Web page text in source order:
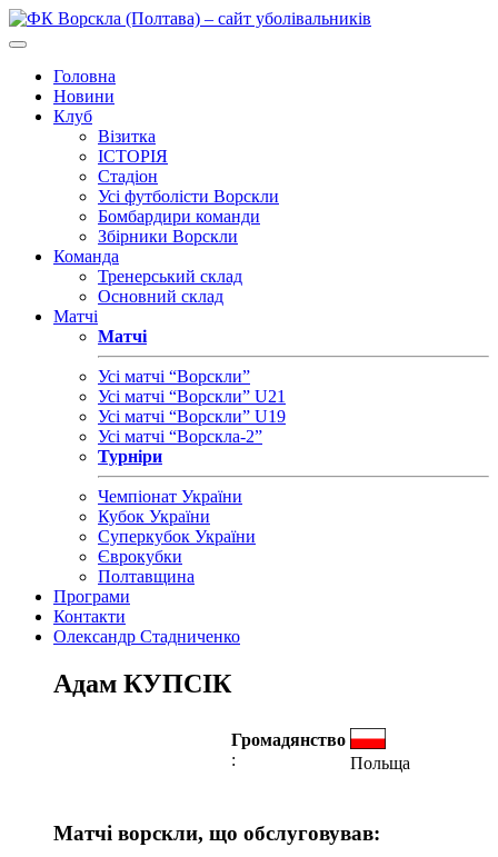
Головна
Новини
Клуб
Візитка
ІСТОРІЯ
Стадіон
Усі футболісти Ворскли
Бомбардири команди
Збірники Ворскли
Команда
Тренерський склад
Основний склад
Матчі
Матчі
Усі матчі “Ворскли”
Усі матчі “Ворскли” U21
Усі матчі “Ворскли” U19
Усі матчі “Ворскла-2”
Турніри
Чемпіонат України
Кубок України
Суперкубок України
Єврокубки
Полтавщина
Програми
Контакти
Олександр Стадниченко
Адам КУПСІК
Громадянство
:
Польща
Матчі ворскли, що обслуговував: